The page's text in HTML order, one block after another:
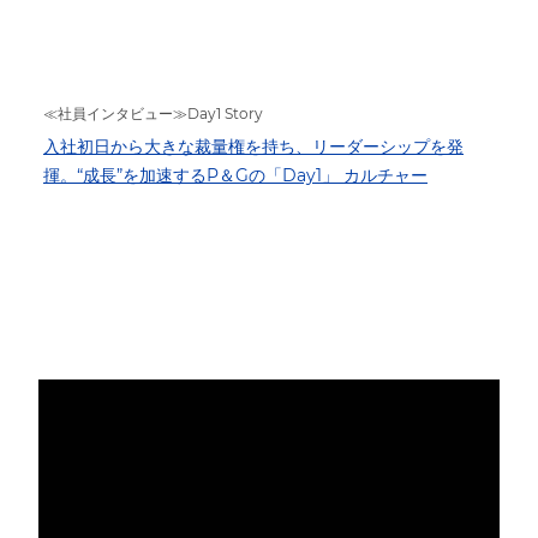
≪社員インタビュー≫Day1 Story
入社初日から大きな裁量権を持ち、リーダーシップを発
揮。“成長”を加速するP＆Gの「Day1」 カルチャー